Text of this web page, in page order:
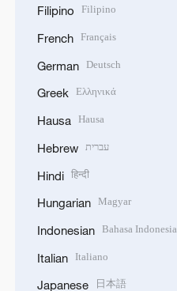
Filipino Filipino
French Français
German Deutsch
Greek Ελληνικά
Hausa Hausa
Hebrew עברית
Hindi हिन्दी
Hungarian Magyar
Indonesian Bahasa Indonesia
Italian Italiano
Japanese 日本語